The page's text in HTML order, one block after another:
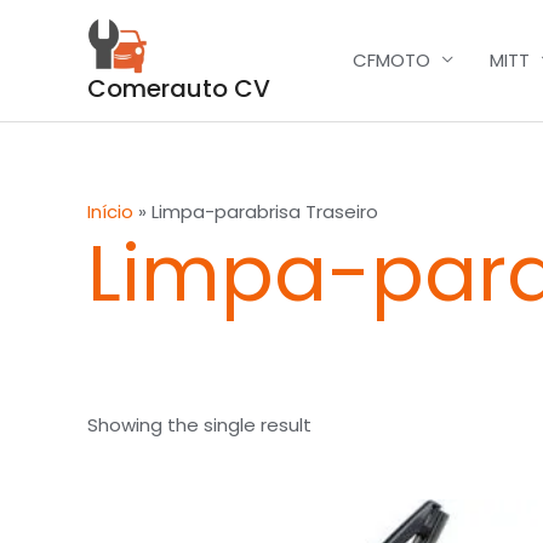
Comerauto CV
CFMOTO MITT
Início » Limpa-parabrisa Traseiro
Limpa-
Showing the single result